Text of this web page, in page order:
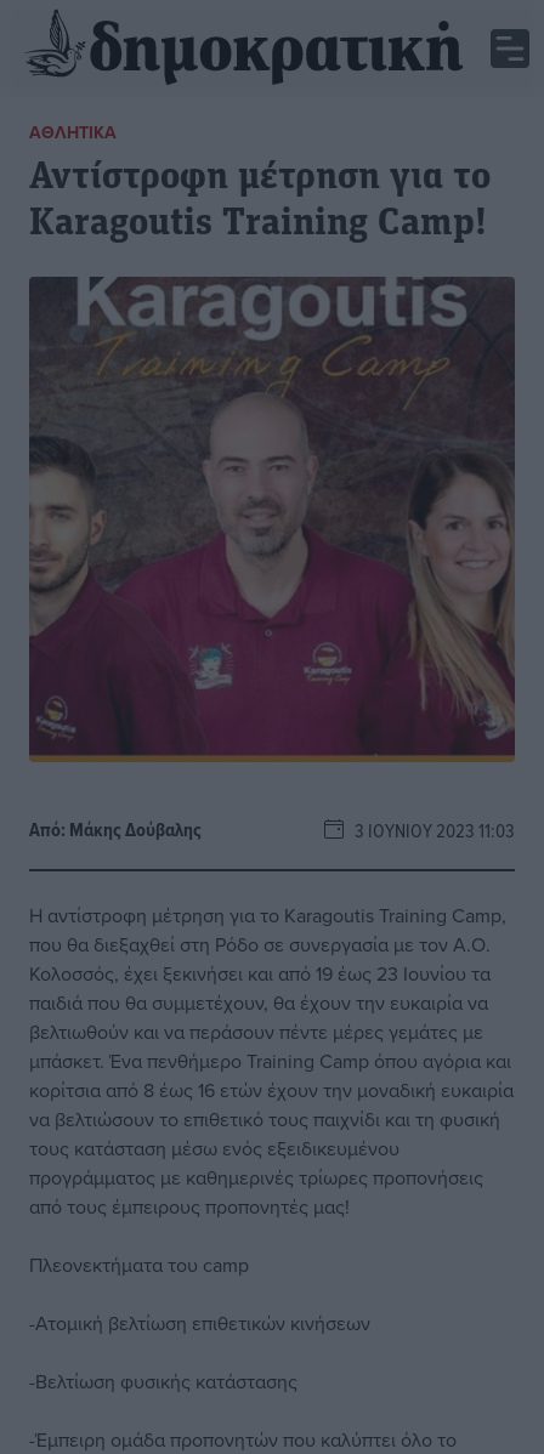
ΑΘΛΗΤΙΚΆ
Αντίστροφη μέτρηση για το
Karagoutis Training Camp!
Από: Μάκης Δούβαλης 3 ΙΟΥΝΊΟΥ 2023 11:03
Η αντίστροφη μέτρηση για το Karagoutis Training Camp,
που θα διεξαχθεί στη Ρόδο σε συνεργασία με τον Α.Ο.
Κολοσσός, έχει ξεκινήσει και από 19 έως 23 Ιουνίου τα
παιδιά που θα συμμετέχουν, θα έχουν την ευκαιρία να
βελτιωθούν και να περάσουν πέντε μέρες γεμάτες με
μπάσκετ. Ένα πενθήμερο Training Camp όπου αγόρια και
κορίτσια από 8 έως 16 ετών έχουν την μοναδική ευκαιρία
να βελτιώσουν το επιθετικό τους παιχνίδι και τη φυσική
τους κατάσταση μέσω ενός εξειδικευμένου
προγράμματος με καθημερινές τρίωρες προπονήσεις
από τους έμπειρους προπονητές μας!
Πλεονεκτήματα του camp
-Ατομική βελτίωση επιθετικών κινήσεων
-Βελτίωση φυσικής κατάστασης
-Έμπειρη ομάδα προπονητών που καλύπτει όλο το